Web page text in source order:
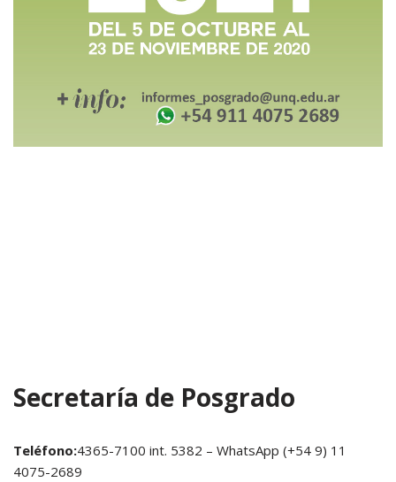
Secretaría de Posgrado
Teléfono:4365-7100 int. 5382 – WhatsApp (+54 9) 11
4075-2689